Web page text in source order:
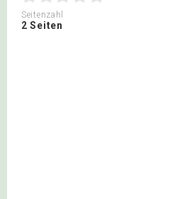
Seitenzahl
2 Seiten